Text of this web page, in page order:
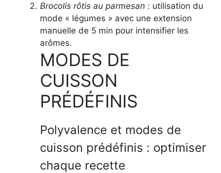
Brocolis rôtis au parmesan : utilisation du
mode « légumes » avec une extension
manuelle de 5 min pour intensifier les
arômes.
MODES DE
CUISSON
PRÉDÉFINIS
Polyvalence et modes de
cuisson prédéfinis : optimiser
chaque recette